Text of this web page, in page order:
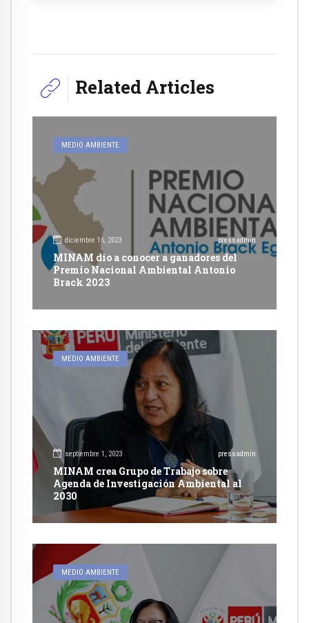
Related Articles
MEDIO AMBIENTE
diciembre 16, 2023 pressadmin
MINAM dio a conocer a ganadores del
Premio Nacional Ambiental Antonio
Brack 2023
MEDIO AMBIENTE
septiembre 1, 2023 pressadmin
MINAM crea Grupo de Trabajo sobre
Agenda de Investigación Ambiental al
2030
MEDIO AMBIENTE